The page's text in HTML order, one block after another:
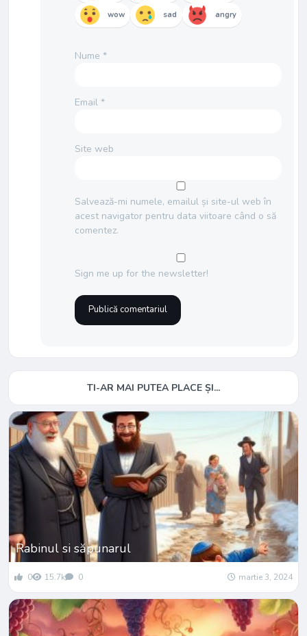
wow sad angry
Nume *
Email *
Site web
Salvează-mi numele, emailul și site-ul web în
acest navigator pentru data viitoare când o să
comentez.
Sign me up for the newsletter!
TI-AR MAI PUTEA PLACE ȘI...
Rabinul si săpunarul
0 15.7k 0 martie 3, 2024